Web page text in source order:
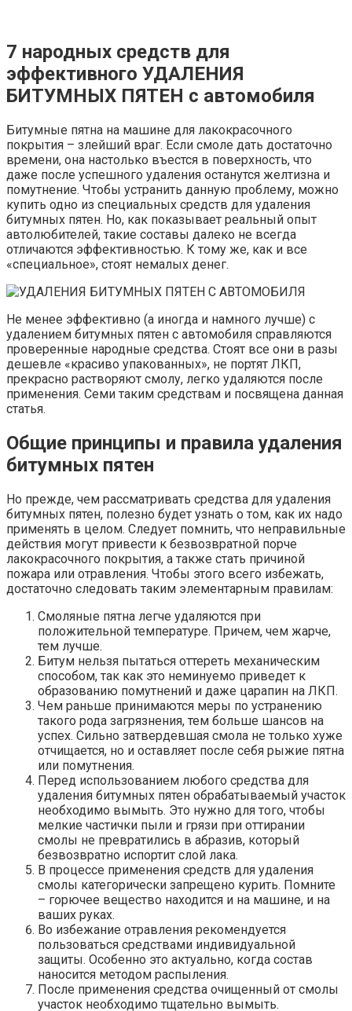
7 народных средств для
эффективного УДАЛЕНИЯ
БИТУМНЫХ ПЯТЕН с автомобиля
Битумные пятна на машине для лакокрасочного
покрытия – злейший враг. Если смоле дать достаточно
времени, она настолько въестся в поверхность, что
даже после успешного удаления останутся желтизна и
помутнение. Чтобы устранить данную проблему, можно
купить одно из специальных средств для удаления
битумных пятен. Но, как показывает реальный опыт
автолюбителей, такие составы далеко не всегда
отличаются эффективностью. К тому же, как и все
«специальное», стоят немалых денег.
Не менее эффективно (а иногда и намного лучше) с
удалением битумных пятен с автомобиля справляются
проверенные народные средства. Стоят все они в разы
дешевле «красиво упакованных», не портят ЛКП,
прекрасно растворяют смолу, легко удаляются после
применения. Семи таким средствам и посвящена данная
статья.
Общие принципы и правила удаления
битумных пятен
Но прежде, чем рассматривать средства для удаления
битумных пятен, полезно будет узнать о том, как их надо
применять в целом. Следует помнить, что неправильные
действия могут привести к безвозвратной порче
лакокрасочного покрытия, а также стать причиной
пожара или отравления. Чтобы этого всего избежать,
достаточно следовать таким элементарным правилам:
Смоляные пятна легче удаляются при
положительной температуре. Причем, чем жарче,
тем лучше.
Битум нельзя пытаться оттереть механическим
способом, так как это неминуемо приведет к
образованию помутнений и даже царапин на ЛКП.
Чем раньше принимаются меры по устранению
такого рода загрязнения, тем больше шансов на
успех. Сильно затвердевшая смола не только хуже
отчищается, но и оставляет после себя рыжие пятна
или помутнения.
Перед использованием любого средства для
удаления битумных пятен обрабатываемый участок
необходимо вымыть. Это нужно для того, чтобы
мелкие частички пыли и грязи при оттирании
смолы не превратились в абразив, который
безвозвратно испортит слой лака.
В процессе применения средств для удаления
смолы категорически запрещено курить. Помните
– горючее вещество находится и на машине, и на
ваших руках.
Во избежание отравления рекомендуется
пользоваться средствами индивидуальной
защиты. Особенно это актуально, когда состав
наносится методом распыления.
После применения средства очищенный от смолы
участок необходимо тщательно вымыть.